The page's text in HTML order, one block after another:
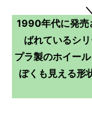
1990年代に発売
ばれているシ
プラ製のホイー
ぽくも見える形